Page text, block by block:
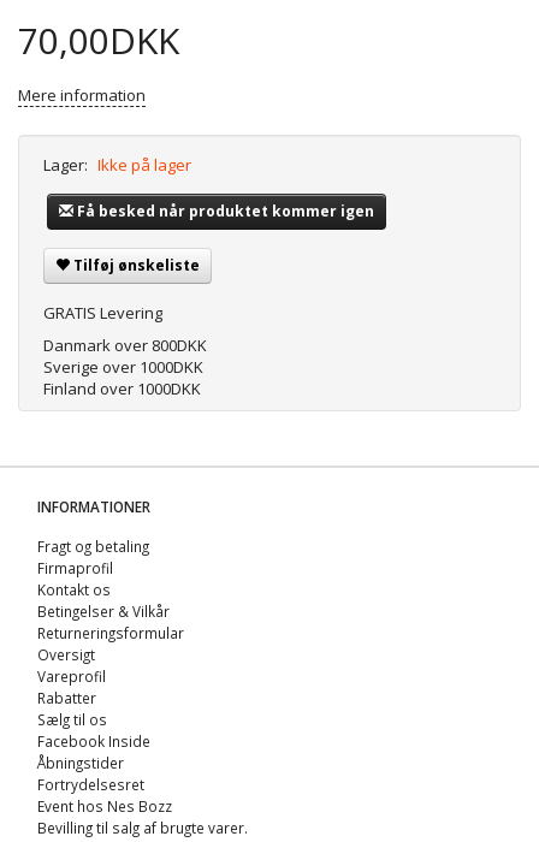
70,00DKK
Mere information
Lager: Ikke på lager
Få besked når produktet kommer igen
Tilføj ønskeliste
GRATIS Levering
Danmark over 800DKK
Sverige over 1000DKK
Finland over 1000DKK
INFORMATIONER
Fragt og betaling
Firmaprofil
Kontakt os
Betingelser & Vilkår
Returneringsformular
Oversigt
Vareprofil
Rabatter
Sælg til os
Facebook Inside
Åbningstider
Fortrydelsesret
Event hos Nes Bozz
Bevilling til salg af brugte varer.